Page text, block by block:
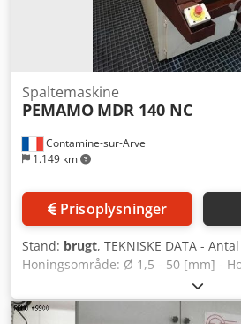
Contamine-sur-Arve
1.149 km
Spaltemaskine
PEMAMO MDR 140 NC
Prisoplysninger
Stand: brugt, TEKNISKE DATA -
Honingsområde: Ø 1,5 - 50 [mm] -
[mm] - Spindelhastighed: 150 -
Dyo Andjck - Dimensioner: 1550 x